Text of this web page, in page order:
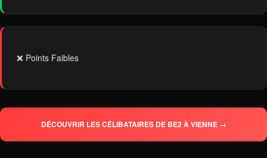
❌ Points Faibles
DÉCOUVRIR LES CÉLIBATAIRES DE BE2 À VIENNE →